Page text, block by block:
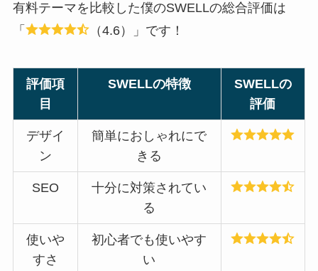
有料テーマを比較した僕のSWELLの総合評価は
「
（4.6）」です！
評価項
目
SWELLの特徴
SWELLの
評価
デザイ
ン
簡単におしゃれにで
きる
SEO
十分に対策されてい
る
使いや
すさ
初心者でも使いやす
い